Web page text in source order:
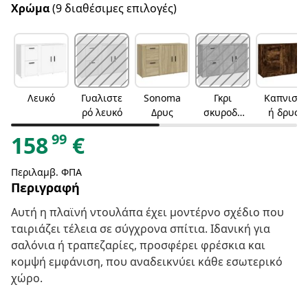
Χρώμα(9 διαθέσιμες επιλογές)
Λευκό
Γυαλιστε
ρό λευκό
Sonoma
Δρυς
Γκρι
σκυροδέ
ματος
Καπνιστ
ή δρυς
15899 €
Περιλαμβ. ΦΠΑ
Περιγραφή
Αυτή η πλαϊνή ντουλάπα έχει μοντέρνο σχέδιο που
ταιριάζει τέλεια σε σύγχρονα σπίτια. Ιδανική για
σαλόνια ή τραπεζαρίες, προσφέρει φρέσκια και
κομψή εμφάνιση, που αναδεικνύει κάθε εσωτερικό
χώρο.